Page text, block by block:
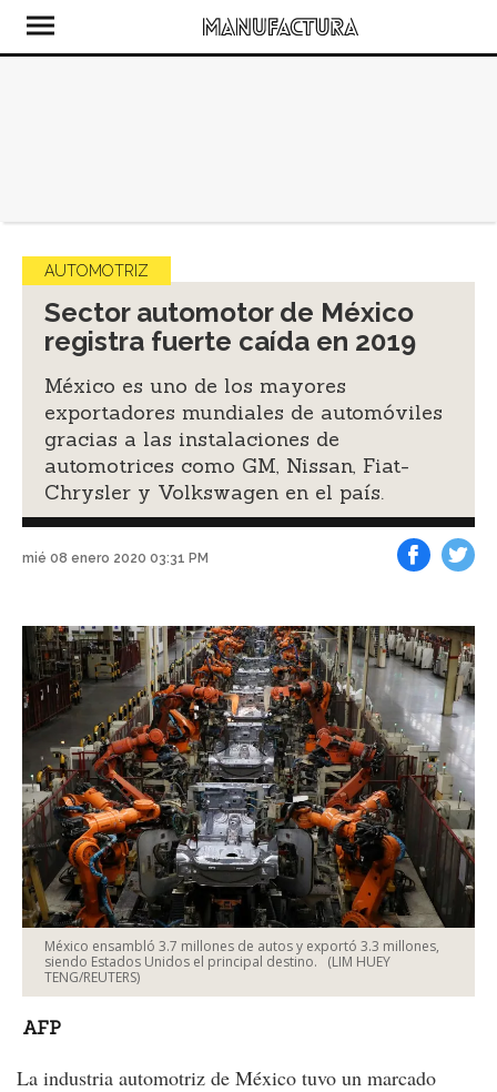
AUTOMOTRIZ
Sector automotor de México
registra fuerte caída en 2019
México es uno de los mayores
exportadores mundiales de automóviles
gracias a las instalaciones de
automotrices como GM, Nissan, Fiat-
Chrysler y Volkswagen en el país.
mié 08 enero 2020 03:31 PM
México ensambló 3.7 millones de autos y exportó 3.3 millones,
siendo Estados Unidos el principal destino.
(LIM HUEY
TENG/REUTERS)
AFP
La industria automotriz de México tuvo un marcado